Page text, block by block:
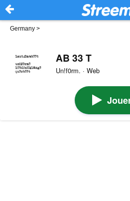
Germany >
AB 33 T
Un!f0rm. · Web